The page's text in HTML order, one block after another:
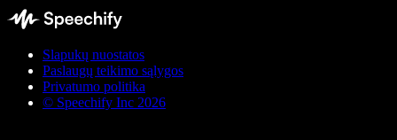
Slapukų nuostatos
Paslaugų teikimo sąlygos
Privatumo politika
© Speechify Inc 2026